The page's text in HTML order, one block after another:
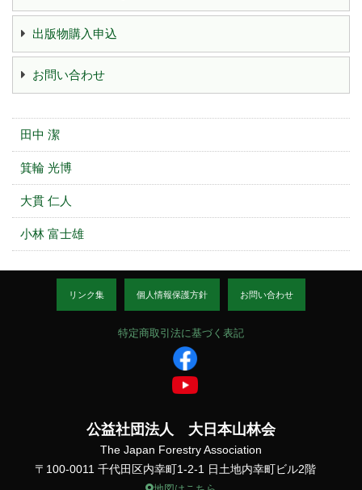
出版物購入申込
お問い合わせ
田中 潔
箕輪 光博
大貫 仁人
小林 富士雄
リンク集 個人情報保護方針 お問い合わせ
特定商取引法に基づく表記
公益社団法人 大日本山林会
The Japan Forestry Association
〒100-0011 千代田区内幸町1-2-1 日土地内幸町ビル2階